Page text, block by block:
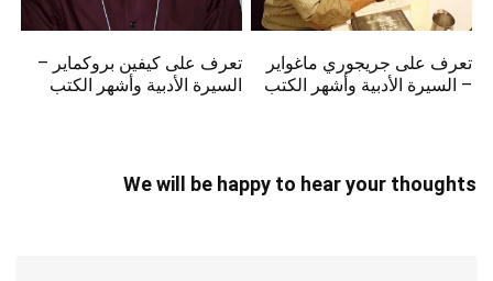
تعرف على جريجوري ماغواير
– السيرة الأدبية وأشهر الكتب
تعرف على كيفين بروكماير –
السيرة الأدبية وأشهر الكتب
We will be happy to hear your thoughts